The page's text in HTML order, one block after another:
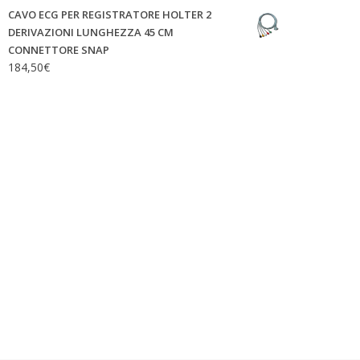
CAVO ECG PER REGISTRATORE HOLTER 2
DERIVAZIONI LUNGHEZZA 45 CM
CONNETTORE SNAP
184,50€